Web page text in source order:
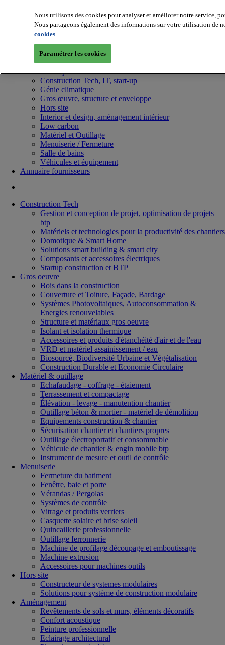
Batiradio
Articles & expertises
Construction Tech, IT, start-up
Génie climatique
Gros œuvre, structure et enveloppe
Hors site
Interior et design, aménagement intérieur
Low carbon
Matériel et Outillage
Menuiserie / Fermeture
Salle de bains
Véhicules et équipement
Annuaire fournisseurs
Construction Tech
Gestion et conception de projet, optimisation de projets
btp
Matériels et technologies pour la productivité des chantiers
Domotique & Smart Home
Solutions smart building & smart city
Composants et accessoires électriques
Startup construction et BTP
Gros oeuvre
Bois dans la construction
Couverture et Toiture, Façade, Bardage
Systèmes Photovoltaiques, Autoconsommation &
Energies renouvelables
Structure et matériaux gros oeuvre
Isolant et isolation thermique
Accessoires et produits d'étanchéité d'air et de l'eau
VRD et matériel assainissement / eau
Biosourcé, Biodiversité Urbaine et Végétalisation
Construction Durable et Economie Circulaire
Matériel & outillage
Echafaudage - coffrage - étaiement
Terrassement et compactage
Élévation - levage - manutention chantier
Outillage béton & mortier - matériel de démolition
Equipements construction & chantier
Sécurisation chantier et chantiers propres
Outillage électroportatif et consommable
Véhicule de chantier & engin mobile btp
Instrument de mesure et outil de contrôle
Menuiserie
Fermeture du batiment
Fenêtre, baie et porte
Vérandas / Pergolas
Systèmes de contrôle
Vitrage et produits verriers
Casquette solaire et brise soleil
Quincaillerie professionnelle
Outillage ferronnerie
Machine de profilage découpage et emboutissage
Machine extrusion
Accessoires pour machines outils
Hors site
Constructeur de systemes modulaires
Solutions pour système de construction modulaire
Aménagement
Revêtements de sols et murs, éléments décoratifs
Confort acoustique
Peinture professionnelle
Eclairage architectural
Nous utilisons des cookies pour analyser et améliorer notre service,
Nous partageons également des informations sur votre utilisation de
cookies
Paramétrer les cookies